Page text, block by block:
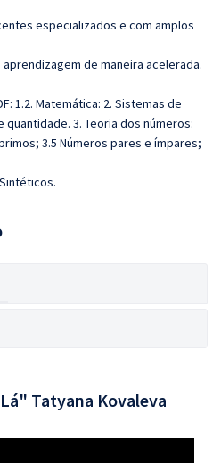
especializados e com amplos
de maneira acelerada.
1.2. Matemática: 2. Sistemas de
3. Teoria dos números:
3.5 Números pares e ímpares;
Tatyana Kovaleva